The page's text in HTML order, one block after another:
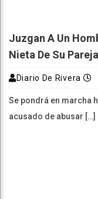
Juzgan A Un
Nieta De Su
Diario De Rivera
Se pondrá en marcha
acusado de abusar […]